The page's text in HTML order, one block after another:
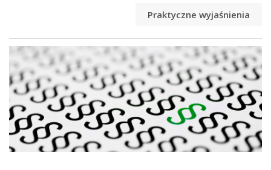
Praktyczne wyjaśnienia